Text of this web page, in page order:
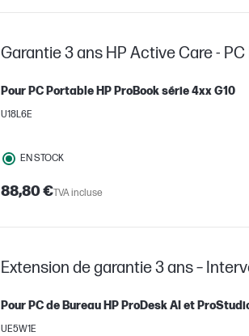
Garantie 3 ans HP Active Care - PC
Pour PC Portable HP ProBook série 4xx G10
U18L6E
EN STOCK
88,80 €TVA incluse
Extension de garantie 3 ans –
Pour PC de Bureau HP ProDesk AI et
UE5W1E